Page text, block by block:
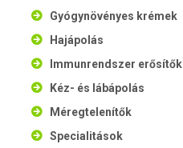
Gyógynövényes krémek
Hajápolás
Immunrendszer erősítők
Kéz- és lábápolás
Méregtelenítők
Specialitások